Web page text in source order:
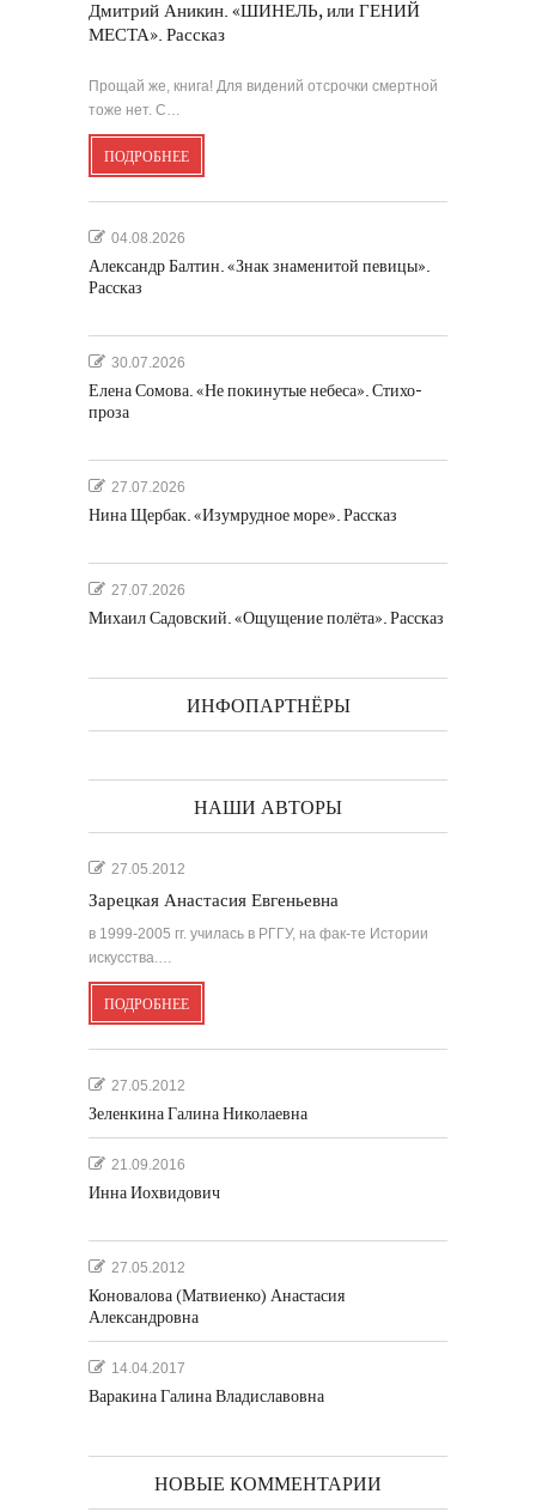
Дмитрий Аникин. «ШИНЕЛЬ, или ГЕНИЙ
МЕСТА». Рассказ
Прощай же, книга! Для видений отсрочки смертной
тоже нет. С…
ПОДРОБНЕЕ
04.08.2026
Александр Балтин. «Знак знаменитой певицы».
Рассказ
30.07.2026
Елена Сомова. «Не покинутые небеса». Стихо-
проза
27.07.2026
Нина Щербак. «Изумрудное море». Рассказ
27.07.2026
Михаил Садовский. «Ощущение полёта». Рассказ
ИНФОПАРТНЁРЫ
НАШИ АВТОРЫ
27.05.2012
Зарецкая Анастасия Евгеньевна
в 1999-2005 гг. училась в РГГУ, на фак-те Истории
искусства.…
ПОДРОБНЕЕ
27.05.2012
Зеленкина Галина Николаевна
21.09.2016
Инна Иохвидович
27.05.2012
Коновалова (Матвиенко) Анастасия
Александровна
14.04.2017
Варакина Галина Владиславовна
НОВЫЕ КОММЕНТАРИИ